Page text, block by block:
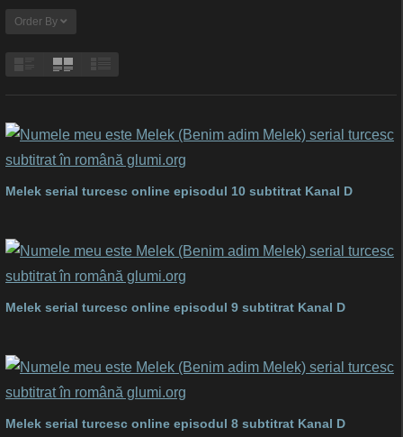
Order By
Melek serial turcesc online episodul 10 subtitrat Kanal D
Melek serial turcesc online episodul 9 subtitrat Kanal D
Melek serial turcesc online episodul 8 subtitrat Kanal D